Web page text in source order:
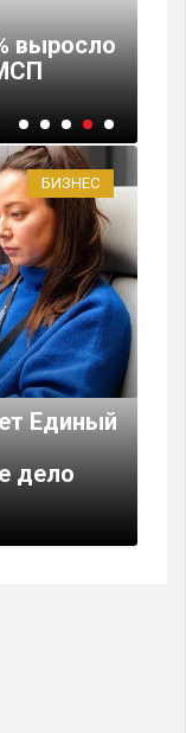
БИЗНЕС
Единый
дело